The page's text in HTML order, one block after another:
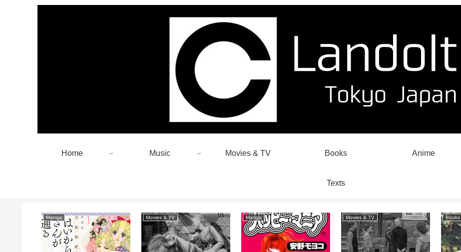
Home Music Movies & TV Books Anime
Texts
Manga Movies & TV Manga Movies & TV Books